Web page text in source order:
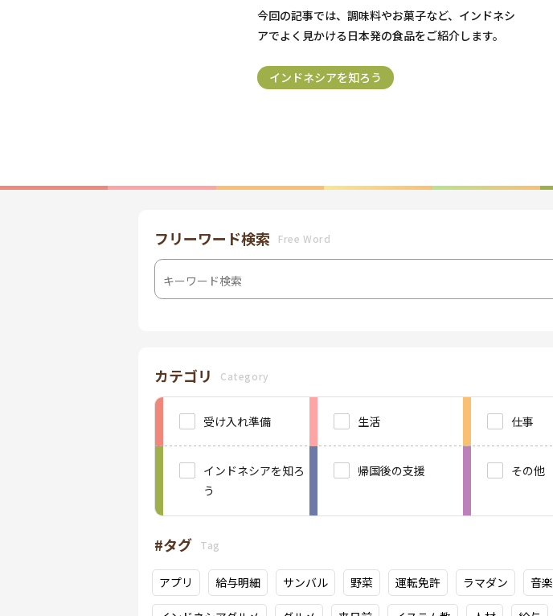
今回の記事では、調味料やお菓子など、インドネシ
アでよく見かける日本発の食品をご紹介します。
インドネシアを知ろう
フリーワード検索 Free Word
カテゴリ Category
受け入れ準備 生活 仕事
インドネシアを知ろ
う
帰国後の支援 その他
#タグ Tag
アプリ 給与明細 サンバル 野菜 運転免許 ラマダン 音楽